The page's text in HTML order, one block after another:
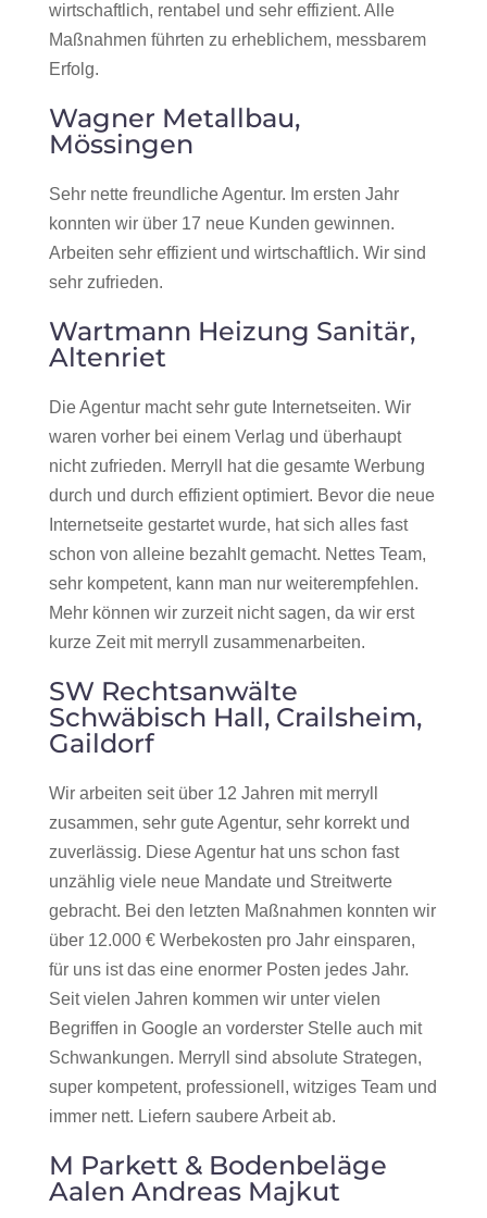
wirtschaftlich, rentabel und sehr effizient. Alle
Maßnahmen führten zu erheblichem, messbarem
Erfolg.
Wagner Metallbau,
Mössingen
Sehr nette freundliche Agentur. Im ersten Jahr
konnten wir über 17 neue Kunden gewinnen.
Arbeiten sehr effizient und wirtschaftlich. Wir sind
sehr zufrieden.
Wartmann Heizung Sanitär,
Altenriet
Die Agentur macht sehr gute Internetseiten. Wir
waren vorher bei einem Verlag und überhaupt
nicht zufrieden. Merryll hat die gesamte Werbung
durch und durch effizient optimiert. Bevor die neue
Internetseite gestartet wurde, hat sich alles fast
schon von alleine bezahlt gemacht. Nettes Team,
sehr kompetent, kann man nur weiterempfehlen.
Mehr können wir zurzeit nicht sagen, da wir erst
kurze Zeit mit merryll zusammenarbeiten.
SW Rechtsanwälte
Schwäbisch Hall, Crailsheim,
Gaildorf
Wir arbeiten seit über 12 Jahren mit merryll
zusammen, sehr gute Agentur, sehr korrekt und
zuverlässig. Diese Agentur hat uns schon fast
unzählig viele neue Mandate und Streitwerte
gebracht. Bei den letzten Maßnahmen konnten wir
über 12.000 € Werbekosten pro Jahr einsparen,
für uns ist das eine enormer Posten jedes Jahr.
Seit vielen Jahren kommen wir unter vielen
Begriffen in Google an vorderster Stelle auch mit
Schwankungen. Merryll sind absolute Strategen,
super kompetent, professionell, witziges Team und
immer nett. Liefern saubere Arbeit ab.
M Parkett & Bodenbeläge
Aalen Andreas Majkut